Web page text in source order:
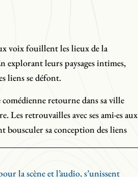
voix fouillent les lieux de la
explorant leurs paysages intimes,
liens se défont.
comédienne retourne dans sa ville
Les retrouvailles avec ses ami·es aux
sa conception des liens
la scène et l’audio, s’unissent